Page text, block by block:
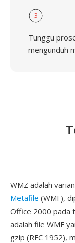
3
Tunggu
mengunduh
WMZ adalah
Metafile (WMF),
Office 2000 pada
adalah file WMF
gzip (RFC 1952),